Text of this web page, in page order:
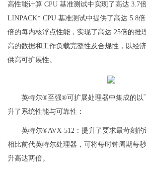
高性能计算 CPU 基准测试中实现了高达 3.7
LINPACK* CPU 基准测试中提供了高达 5.8
倍的每内核浮点性能，实现了高达 25倍的推
高的数据和工作负载完整性及合规性，以经
供高可扩展性。
英特尔®至强®可扩展处理器中集成的以
升了系统性能与可靠性：
英特尔®AVX-512：提升了要求最苛刻的
相比前代英特尔处理器，可将每时钟周期每
升高达两倍。